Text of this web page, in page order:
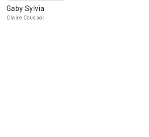
Gaby Sylvia
Claire Coussol